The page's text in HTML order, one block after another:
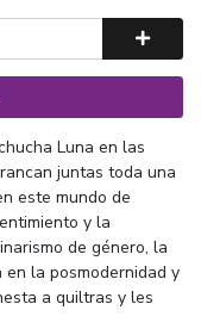
Luna en las
juntas toda una
este mundo de
y la
de género, la
la posmodernidad y
a quiltras y les